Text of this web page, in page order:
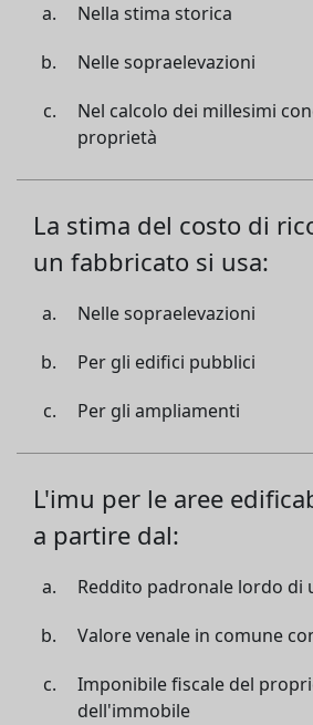
Nella stima storica
Nelle sopraelevazioni
Nel calcolo dei millesimi
proprietà
La stima del costo di
un fabbricato si usa:
Nelle sopraelevazioni
Per gli edifici pubblici
Per gli ampliamenti
L'imu per le aree
a partire dal:
Reddito padronale lordo di
Valore venale in comune
Imponibile fiscale del
dell'immobile